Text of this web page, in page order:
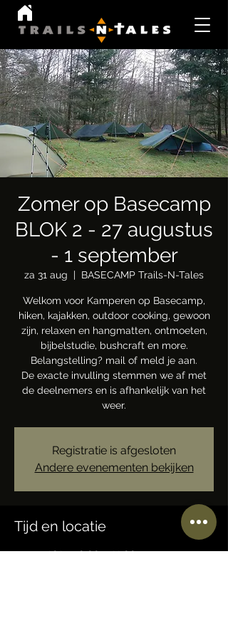
Zomer op Basecamp
BLOK 2 - 27 augustus
- 1 september
za 31 aug
  |
BASECAMP Trails-N-Tales
Welkom voor Kamperen op Basecamp,
hiken, kajakken, outdoor cooking, gewoon
zijn, relaxen en hangmatten, ontmoeten,
bijbelstudie, bushcraft en more.
Belangstelling? mail of meld je aan.
De exacte invulling stemmen we af met
de deelnemers en is afhankelijk van het
weer.
Registratie is afgesloten
Andere evenementen bekijken
Tijd en locatie
31 aug 2024, 10:00 – 22:00